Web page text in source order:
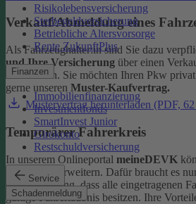
Risikolebensversicherung
Sterbegeldversicherung
Betriebliche Altersvorsorge
Rente ZukunftPlus
Finanzen
Immobilienfinanzierung
Investmentfonds
SmartInvest Junior
Girokonto
Restschuldversicherung
Service
Schadenmeldung
Verkauf/Abmeldung eines
Als Fahrzeughalter:in sind Sie dazu
und Ihre Versicherung über einen
informieren. Sie möchten Ihren Pkw
gerne unseren Muster-Kaufvertrag.
Mustervertrag herunterladen (PDF,
Temporärer Fahrerkreis
In unserem Onlineportal meineDEVK
Fahrerkreis erweitern. Dafür braucht es
die Bestätigung, dass alle eingetragenen
gültige Fahrerlaubnis besitzen. Ihre